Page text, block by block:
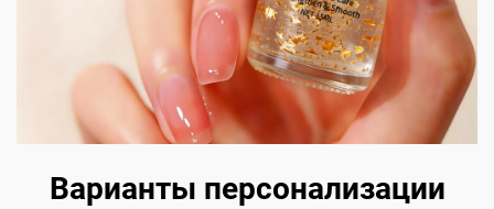
Варианты персонализации